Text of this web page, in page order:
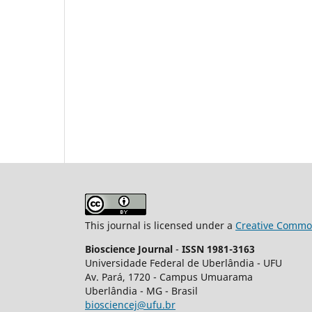
This journal is licensed under a Creative
Bioscience Journal - ISSN 1981-3163
Universidade Federal de Uberlândia - UFU
Av. Pará, 1720 - Campus Umuarama
Uberlândia - MG - Brasil
biosciencej@ufu.br